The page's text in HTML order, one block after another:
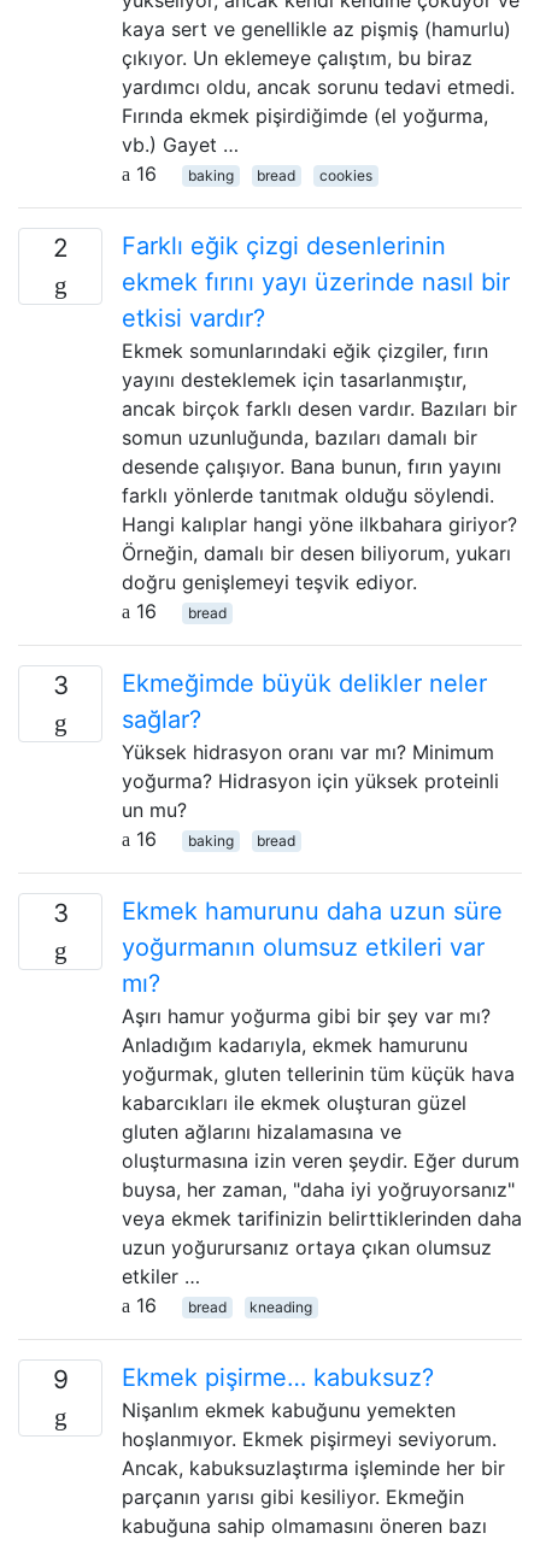
kaya sert ve genellikle az pişmiş (hamurlu)
çıkıyor. Un eklemeye çalıştım, bu biraz
yardımcı oldu, ancak sorunu tedavi etmedi.
Fırında ekmek pişirdiğimde (el yoğurma,
vb.) Gayet …
16
baking bread cookies
2
Farklı eğik çizgi desenlerinin
ekmek fırını yayı üzerinde nasıl bir
etkisi vardır?
Ekmek somunlarındaki eğik çizgiler, fırın
yayını desteklemek için tasarlanmıştır,
ancak birçok farklı desen vardır. Bazıları bir
somun uzunluğunda, bazıları damalı bir
desende çalışıyor. Bana bunun, fırın yayını
farklı yönlerde tanıtmak olduğu söylendi.
Hangi kalıplar hangi yöne ilkbahara giriyor?
Örneğin, damalı bir desen biliyorum, yukarı
doğru genişlemeyi teşvik ediyor.
16
bread
3
Ekmeğimde büyük delikler neler
sağlar?
Yüksek hidrasyon oranı var mı? Minimum
yoğurma? Hidrasyon için yüksek proteinli
un mu?
16
baking bread
3
Ekmek hamurunu daha uzun süre
yoğurmanın olumsuz etkileri var
mı?
Aşırı hamur yoğurma gibi bir şey var mı?
Anladığım kadarıyla, ekmek hamurunu
yoğurmak, gluten tellerinin tüm küçük hava
kabarcıkları ile ekmek oluşturan güzel
gluten ağlarını hizalamasına ve
oluşturmasına izin veren şeydir. Eğer durum
buysa, her zaman, "daha iyi yoğruyorsanız"
veya ekmek tarifinizin belirttiklerinden daha
uzun yoğurursanız ortaya çıkan olumsuz
etkiler …
16
bread kneading
9 Ekmek pişirme… kabuksuz?
Nişanlım ekmek kabuğunu yemekten
hoşlanmıyor. Ekmek pişirmeyi seviyorum.
Ancak, kabuksuzlaştırma işleminde her bir
parçanın yarısı gibi kesiliyor. Ekmeğin
kabuğuna sahip olmamasını öneren bazı